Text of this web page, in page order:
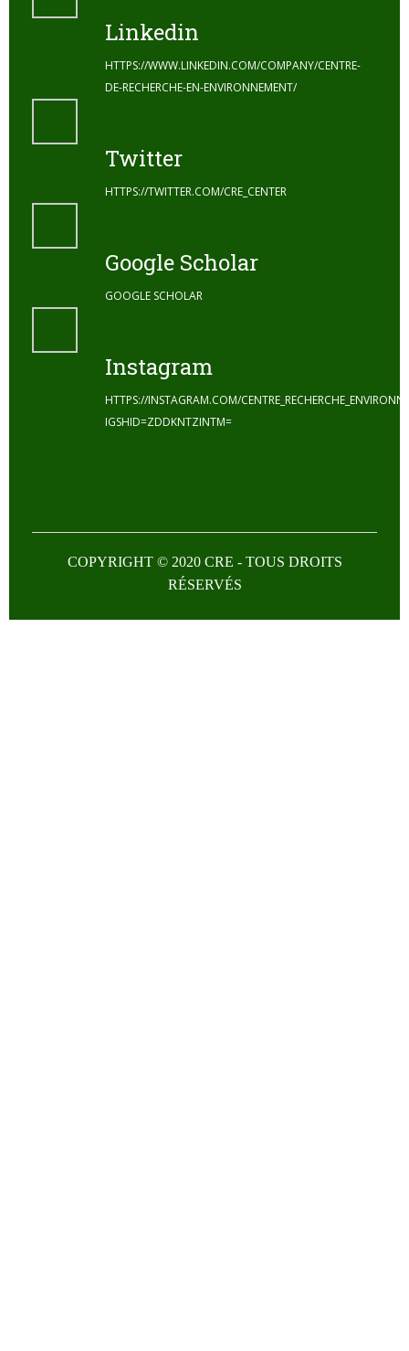
Linkedin
HTTPS://WWW.LINKEDIN.COM/COMPANY/CENTRE-
DE-RECHERCHE-EN-ENVIRONNEMENT/
Twitter
HTTPS://TWITTER.COM/CRE_CENTER
Google Scholar
GOOGLE SCHOLAR
Instagram
HTTPS://INSTAGRAM.COM/
IGSHID=ZDDKNTZINTM=
COPYRIGHT © 2020 CRE - TOUS DROITS
RÉSERVÉS